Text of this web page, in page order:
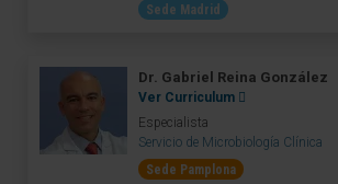
Sede Madrid
Dr. Gabriel Reina González
Ver Curriculum
Especialista
Servicio de Microbiología Clínica
Sede Pamplona